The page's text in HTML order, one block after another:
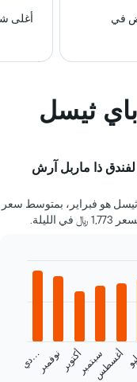
في
أغلى
ثيسل
ذا ماربل آرش
هو فبراير، بمتوسط سعر
أغسطسسبتمبرأكتوبرنوفمبرد
ي…